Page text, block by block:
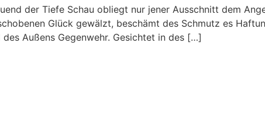
der Tiefe Schau obliegt nur jener Ausschnitt dem
Glück gewälzt, beschämt des Schmutz es
Außens Gegenwehr. Gesichtet in des […]